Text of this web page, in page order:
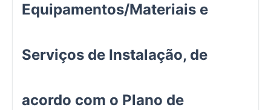
Equipamentos/Materiais e
Serviços de Instalação, de
acordo com o Plano de